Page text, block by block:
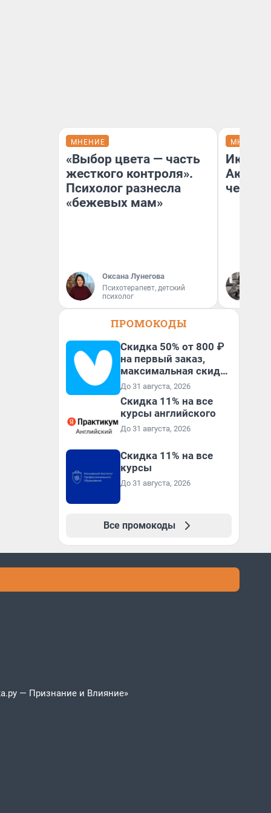
МНЕНИЕ
«Выбор цвета — часть
жесткого контроля».
Психолог разнесла
«бежевых мам»
Оксана Лунегова
Психотерапевт, детский
психолог
МНЕНИЕ
Икра
чем
ПРОМОКОДЫ
Скидка 50% от 800 ₽
на первый заказ,
максимальная скидка
600 ₽
До 31 августа, 2026
Скидка 11% на все
курсы английского
До 31 августа, 2026
Скидка 11% на все
курсы
До 31 августа, 2026
Все промокоды
— Признание и Влияние»